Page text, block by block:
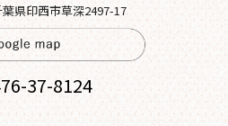
県印西市草深2497-17
37-8124